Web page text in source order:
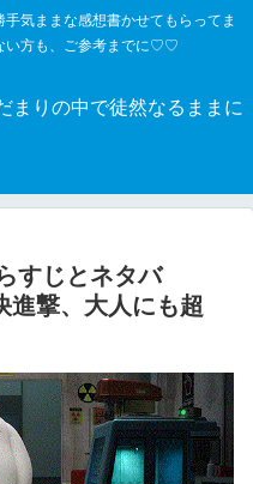
気ままな感想書かせてもらってま
い方も、ご参考までに♡♡
りの中で徒然なるままに
すじとネタバ
撃、大人にも超